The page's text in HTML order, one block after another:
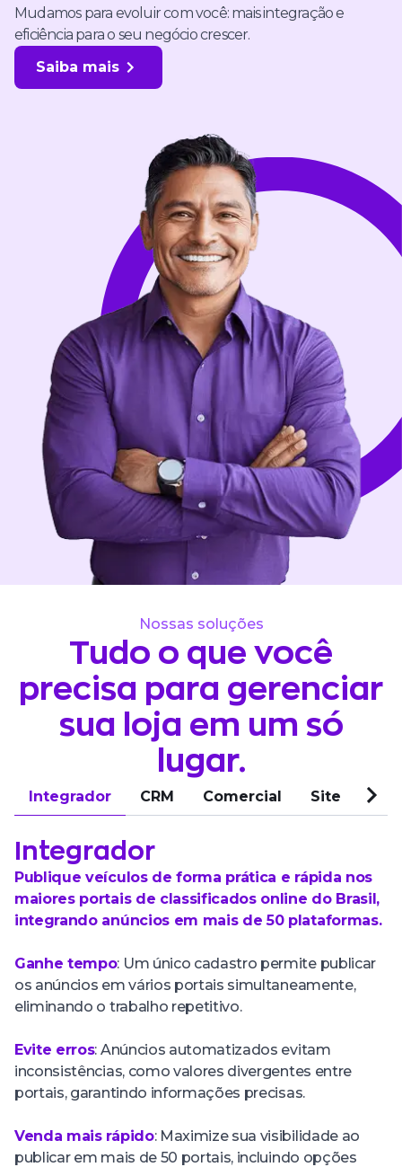
Mudamos para evoluir com você: mais integração e
eficiência para o seu negócio crescer.
Saiba mais
Nossas soluções
Tudo o que você
precisa para gerenciar
sua loja em um só
lugar.
Integrador CRM Comercial Site
Integrador
Publique veículos de forma prática e rápida nos
maiores portais de classificados online do Brasil,
integrando anúncios em mais de 50 plataformas.
Ganhe tempo: Um único cadastro permite publicar
os anúncios em vários portais simultaneamente,
eliminando o trabalho repetitivo.
Evite erros: Anúncios automatizados evitam
inconsistências, como valores divergentes entre
portais, garantindo informações precisas.
Venda mais rápido: Maximize sua visibilidade ao
publicar em mais de 50 portais, incluindo opções